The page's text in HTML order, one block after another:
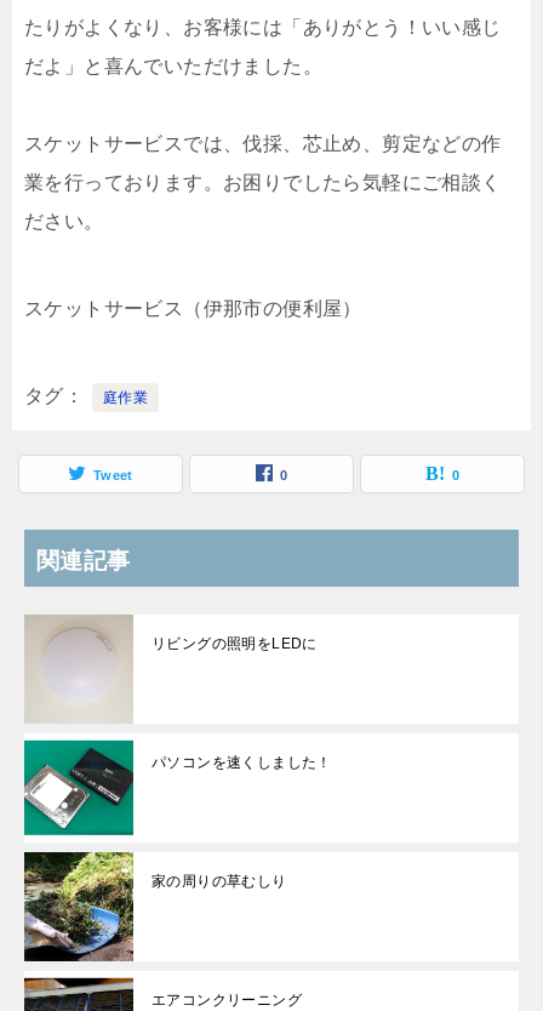
たりがよくなり、お客様には「ありがとう！いい感じ
だよ」と喜んでいただけました。
スケットサービスでは、伐採、芯止め、剪定などの作
業を行っております。お困りでしたら気軽にご相談く
ださい。
スケットサービス（伊那市の便利屋）
タグ 庭作業
Tweet 0 0
関連記事
リビングの照明をLEDに
パソコンを速くしました！
家の周りの草むしり
エアコンクリーニング